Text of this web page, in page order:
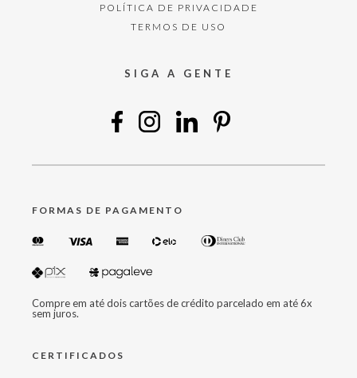
POLÍTICA DE PRIVACIDADE
TERMOS DE USO
SIGA A GENTE
FORMAS DE PAGAMENTO
Compre em até dois cartões de crédito parcelado em até 6x
sem juros.
CERTIFICADOS